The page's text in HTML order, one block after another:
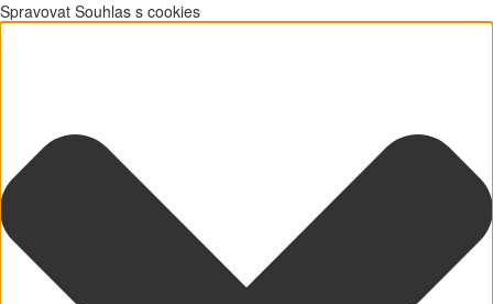
Spravovat Souhlas s cookies